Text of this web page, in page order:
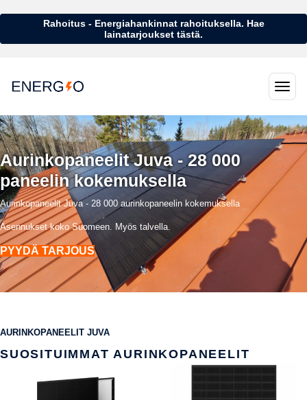
Rahoitus - Energiahankinnat rahoituksella. Hae
lainatarjoukset tästä.
Aurinkopaneelit Juva - 28 000
paneelin kokemuksella
Aurinkopaneelit Juva - 28 000 aurinkopaneelin kokemuksella
Asennukset koko Suomeen. Myös talvella.
PYYDÄ TARJOUS
AURINKOPANEELIT JUVA
SUOSITUIMMAT AURINKOPANEELIT